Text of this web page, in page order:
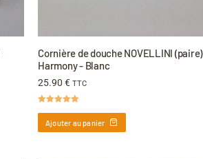
Cornière de douche NOVELLINI (paire)
Harmony - Blanc
25.90 € TTC
Ajouter au panier